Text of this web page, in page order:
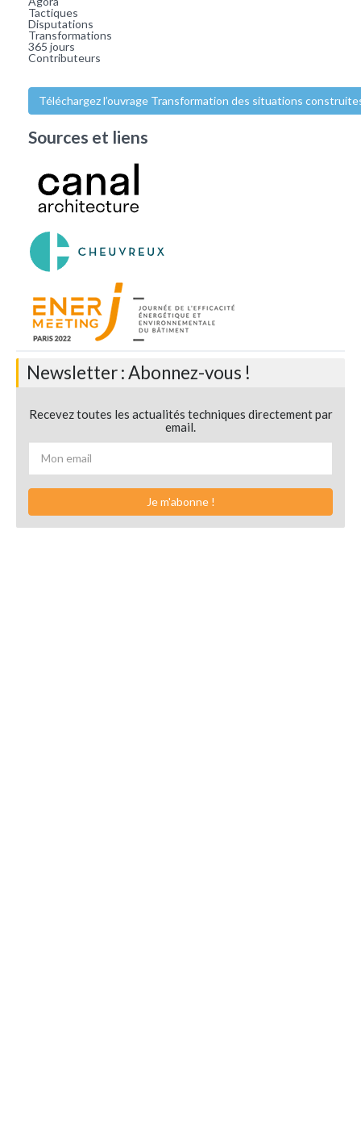
Tactiques
Disputations
Transformations
365 jours
Contributeurs
Téléchargez l’ouvrage Transformation des situations
Sources et liens
Newsletter : Abonnez-vous !
Recevez toutes les actualités techniques directement par
email.
Je m'abonne !